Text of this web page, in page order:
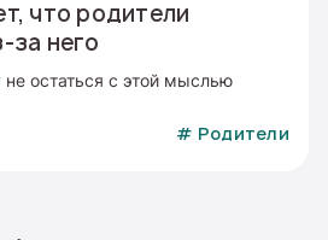
что родители
за него
остаться с этой мыслью
# Родители